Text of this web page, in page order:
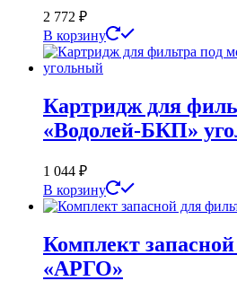
2 772 ₽
В корзину
Картридж для
«Водолей-БКП»
1 044 ₽
В корзину
Комплект
«АРГО»